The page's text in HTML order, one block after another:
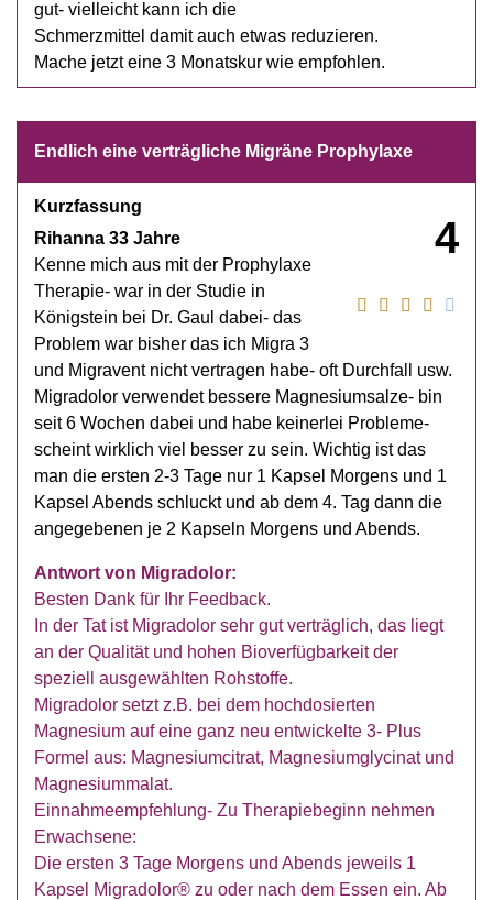
gut- vielleicht kann ich die
Schmerzmittel damit auch etwas reduzieren.
Mache jetzt eine 3 Monatskur wie empfohlen.
Endlich eine verträgliche Migräne Prophylaxe
4
Kurzfassung
Rihanna 33 Jahre
Kenne mich aus mit der Prophylaxe
Therapie- war in der Studie in
Königstein bei Dr. Gaul dabei- das
Problem war bisher das ich Migra 3
und Migravent nicht vertragen habe- oft Durchfall usw.
Migradolor verwendet bessere Magnesiumsalze- bin
seit 6 Wochen dabei und habe keinerlei Probleme-
scheint wirklich viel besser zu sein. Wichtig ist das
man die ersten 2-3 Tage nur 1 Kapsel Morgens und 1
Kapsel Abends schluckt und ab dem 4. Tag dann die
angegebenen je 2 Kapseln Morgens und Abends.
Antwort von Migradolor:
Besten Dank für Ihr Feedback.
In der Tat ist Migradolor sehr gut verträglich, das liegt
an der Qualität und hohen Bioverfügbarkeit der
speziell ausgewählten Rohstoffe.
Migradolor setzt z.B. bei dem hochdosierten
Magnesium auf eine ganz neu entwickelte 3- Plus
Formel aus: Magnesiumcitrat, Magnesiumglycinat und
Magnesiummalat.
Einnahmeempfehlung- Zu Therapiebeginn nehmen
Erwachsene:
Die ersten 3 Tage Morgens und Abends jeweils 1
Kapsel Migradolor® zu oder nach dem Essen ein. Ab